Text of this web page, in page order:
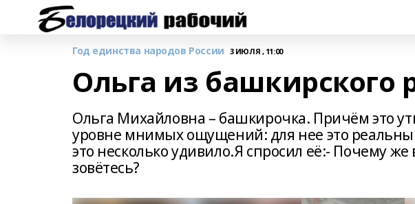
Год единства народов России 3 ИЮЛЯ , 11:00
Ольга из башкирского
Ольга Михайловна – башкирочка. Причём это
уровне мнимых ощущений: для нее это
это несколько удивило.Я спросил её:- Почему
зовётесь?